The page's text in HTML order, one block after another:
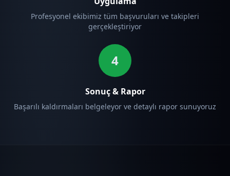
Profesyonel ekibimiz tüm başvuruları ve takipleri
gerçekleştiriyor
4
Sonuç & Rapor
Başarılı kaldırmaları belgeleyor ve detaylı rapor sunuyoruz